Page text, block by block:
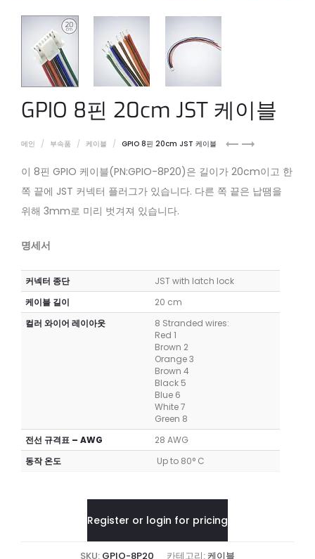
GPIO 8핀 20cm JST 케이블
메인 부속품 케이블 GPIO 8핀 20cm JST 케이블
ix
RJ45
5m
Cable
M8
pin
gpio
cable
이 8핀 GPIO 케이블(PN:GPIO-8P20)은 길이가 20cm이고 한
쪽 끝에 JST 커넥터 플러그가 있습니다. 다른 쪽 끝은 납땜을
위해 3mm로 미리 벗겨져 있습니다.
명세서
커넥터 종단
JST with latch lock
케이블 길이
20 cm
컬러 와이어 레이아웃
8 Stranded wires:
Red 1
Brown 2
Orange 3
Brown 4
Black 5
Blue 6
White 7
Green 8
전선 규격표 – AWG
28 AWG
동작 온도
Up to 80° C
Register or login for pricing
SKU: GPIO-8P20 카테고리:케이블